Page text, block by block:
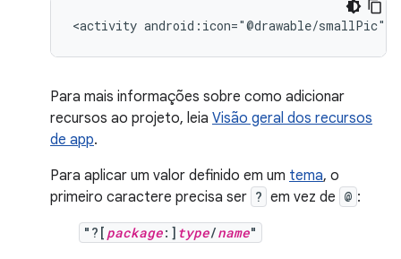
<activity android:icon="@drawable/smallPic"
Para mais informações sobre como adicionar
recursos ao projeto, leia Visão geral dos recursos
de app.
Para aplicar um valor definido em um tema, o
primeiro caractere precisa ser ? em vez de @ :
"?[ package:] type/name"